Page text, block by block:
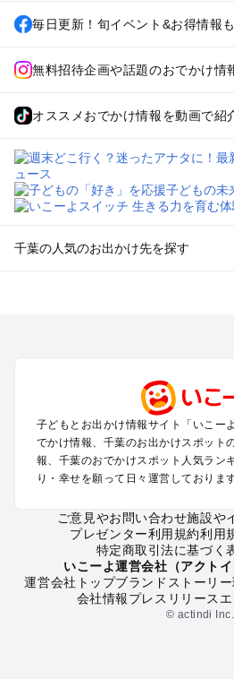
毎日更新！旬イベント&お得情報も
無料招待企画や話題のおでかけ情
オススメおでかけ情報を動画で紹
千葉の人気のお出かけ先を探す
成田・印西・酒々井のプールお出か
館山・南房総のプールお出かけ
九十九里・銚子のプールお出かけ
千葉市・市原のプールお出かけ
鴨川・勝浦・御宿のプールお出かけ
千葉の定番お出かけスポット
千葉の遊園地
千葉の動物園
千葉のバーベキュー
子どもとお出かけ情報サイト「いこー
でかけ情報、千葉のお出かけスポット
報、千葉のおでかけスポット人気ラン
り・幸せを願って日々運営しております
ご意見やお問い合わせ施設や
プレゼンター利用規約利用
特定商取引法に基づく
いこーよ運営会社（アクトイ
運営会社トップブランドストーリー
会社情報プレスリリース
© actindi Inc.